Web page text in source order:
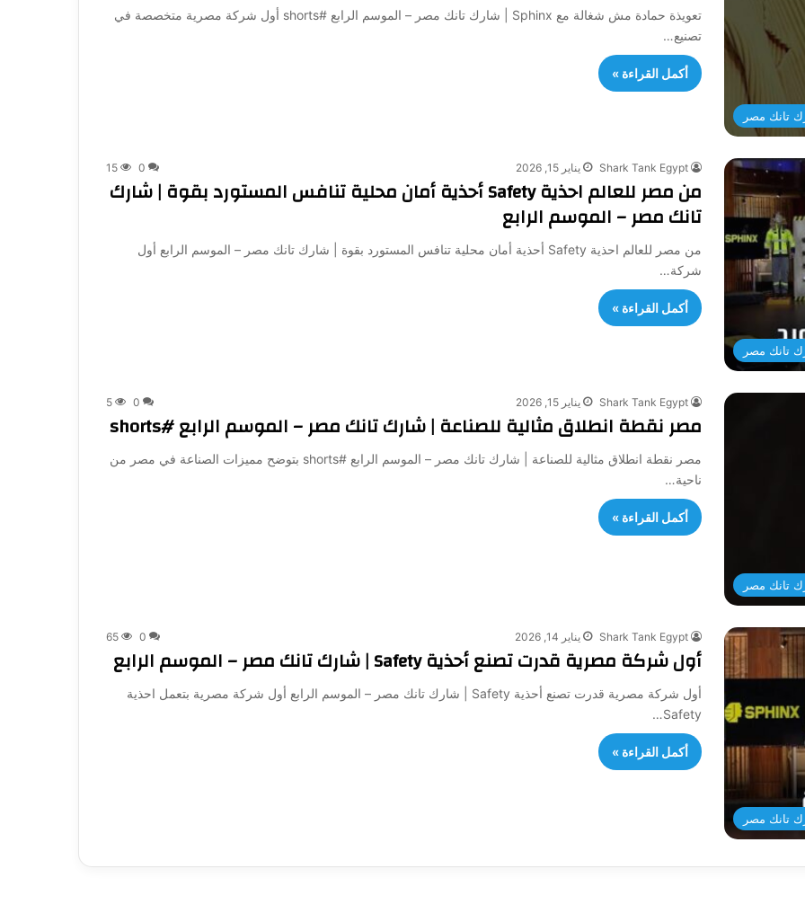
تانك مصر
تعويذة حمادة مش شغالة مع Sphinx | شارك تانك مصر – الموسم الرابع #shorts أول شركة مصرية متخصصة في
تصنيع…
أكمل القراءة »
تانك مصر
Shark Tank Egypt يناير 15, 2026 0
15
من مصر للعالم احذية Safety أحذية أمان محلية تنافس المستورد بقوة | شارك
تانك مصر – الموسم الرابع
من مصر للعالم احذية Safety أحذية أمان محلية تنافس المستورد بقوة | شارك تانك مصر – الموسم الرابع أول
شركة…
أكمل القراءة »
تانك مصر
Shark Tank Egypt يناير 15, 2026 0
5
مصر نقطة انطلاق مثالية للصناعة | شارك تانك مصر – الموسم الرابع #shorts
مصر نقطة انطلاق مثالية للصناعة | شارك تانك مصر – الموسم الرابع #shorts بتوضح مميزات الصناعة في مصر من
ناحية…
أكمل القراءة »
تانك مصر
Shark Tank Egypt يناير 14, 2026 0
65
أول شركة مصرية قدرت تصنع أحذية Safety | شارك تانك مصر – الموسم الرابع
أول شركة مصرية قدرت تصنع أحذية Safety | شارك تانك مصر – الموسم الرابع أول شركة مصرية بتعمل احذية
Safety…
أكمل القراءة »